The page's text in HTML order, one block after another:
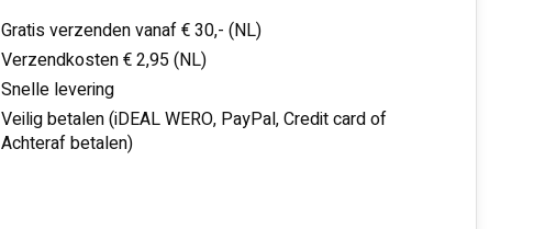
Gratis verzenden vanaf € 30,- (NL)
Verzendkosten € 2,95 (NL)
Snelle levering
Veilig betalen (iDEAL WERO, PayPal, Credit card of
Achteraf betalen)